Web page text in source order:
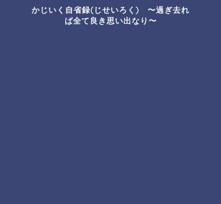
かじいく自省録(じせいろく) 〜過ぎ去れ
ば全て良き思い出なり〜